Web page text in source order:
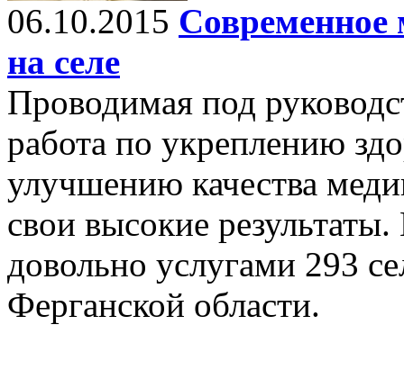
06.10.2015 Современное
на селе
Проводимая под
работа по укреплению
улучшению качества
свои высокие
довольно услугами 293
Ферганской области.